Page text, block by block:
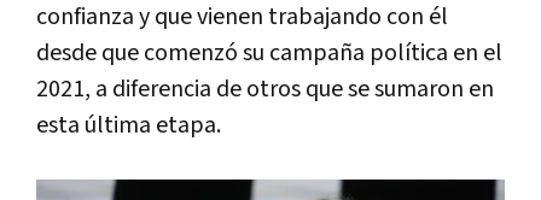
confianza y que vienen trabajando con él
desde que comenzó su campaña política en el
2021, a diferencia de otros que se sumaron en
esta última etapa.